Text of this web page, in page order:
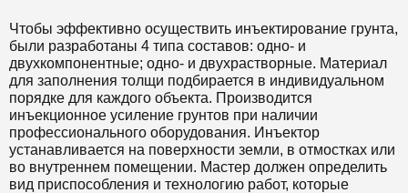
Чтобы эффективно осуществить инъектирование грунта,
были разработаны 4 типа составов: одно- и
двухкомпонентные; одно- и двухрастворные. Материал
для заполнения толщи подбирается в индивидуальном
порядке для каждого объекта. Производится
инъекционное усиление грунтов при наличии
профессионального оборудования. Инъектор
устанавливается на поверхности земли, в отмостках или
во внутреннем помещении. Мастер должен определить
вид приспособления и технологию работ, которые